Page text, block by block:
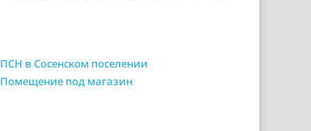
ПСН в Сосенском поселении
Помещение под магазин